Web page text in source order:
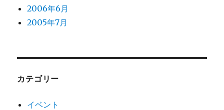
2006年6月
2005年7月
カテゴリー
イベント